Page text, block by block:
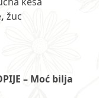
,žuc
– Moć bilja